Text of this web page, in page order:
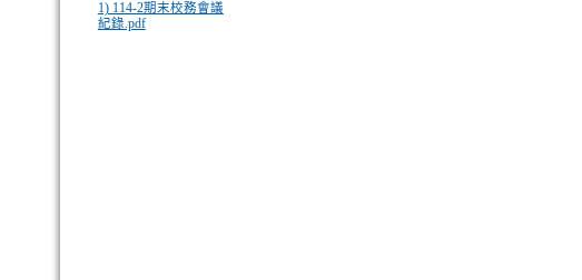
1) 114-2期末校務會議
紀錄.pdf